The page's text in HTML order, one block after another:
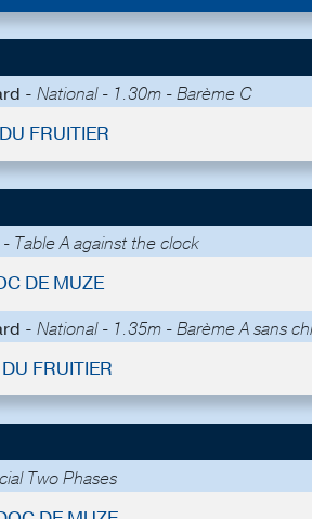
- National - 1.30m - Barème C
FRUITIER
Table A against the clock
DE MUZE
- National - 1.35m - Barème A sans
FRUITIER
Two Phases